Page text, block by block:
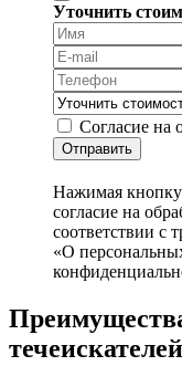
Уточнить
Согласие на
Отправить
Нажимая
согласие на
соответствии с
«О
течеискателей